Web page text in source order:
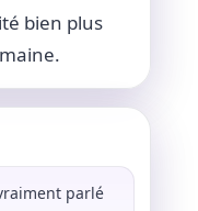
bien plus
parlé